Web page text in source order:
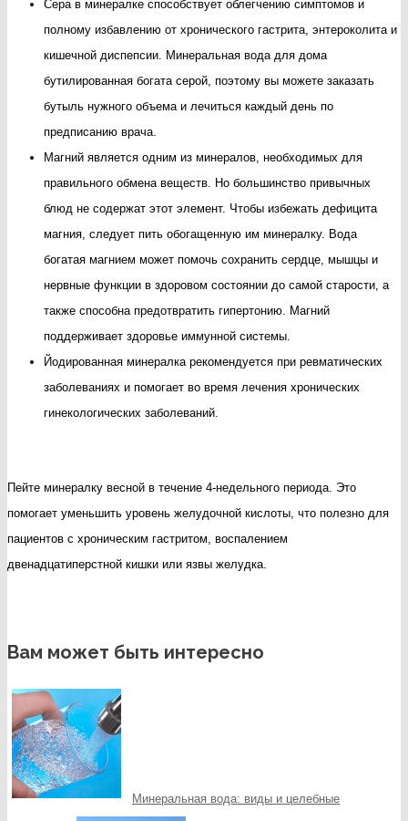
Сера в минералке способствует облегчению симптомов и
полному избавлению от хронического гастрита, энтероколита и
кишечной диспепсии. Минеральная вода для дома
бутилированная богата серой, поэтому вы можете заказать
бутыль нужного объема и лечиться каждый день по
предписанию врача.
Магний является одним из минералов, необходимых для
правильного обмена веществ. Но большинство привычных
блюд не содержат этот элемент. Чтобы избежать дефицита
магния, следует пить обогащенную им минералку. Вода
богатая магнием может помочь сохранить сердце, мышцы и
нервные функции в здоровом состоянии до самой старости, а
также способна предотвратить гипертонию. Магний
поддерживает здоровье иммунной системы.
Йодированная минералка рекомендуется при ревматических
заболеваниях и помогает во время лечения хронических
гинекологических заболеваний.
Пейте минералку весной в течение 4-недельного периода. Это
помогает уменьшить уровень желудочной кислоты, что полезно для
пациентов с хроническим гастритом, воспалением
двенадцатиперстной кишки или язвы желудка.
Вам может быть интересно
Минеральная вода: виды и целебные